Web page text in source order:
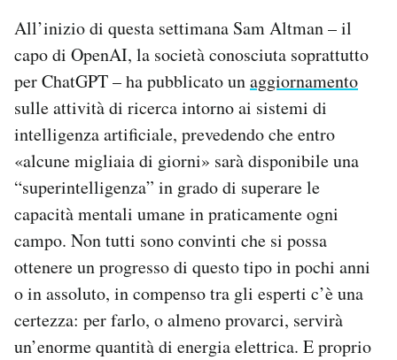
AREA PERSONALE
Area Personale
Regala il Post
Hai bisogno di aiuto?
Esci
All’inizio di questa settimana Sam Altman – il
capo di OpenAI, la società conosciuta soprattutto
per ChatGPT – ha pubblicato unaggiornamento
sulle attività di ricerca intorno ai sistemi di
intelligenza artificiale, prevedendo che entro
«alcune migliaia di giorni» sarà disponibile una
“superintelligenza” in grado di superare le
capacità mentali umane in praticamente ogni
campo. Non tutti sono convinti che si possa
ottenere un progresso di questo tipo in pochi anni
o in assoluto, in compenso tra gli esperti c’è una
certezza: per farlo, o almeno provarci, servirà
un’enorme quantità di energia elettrica. E proprio